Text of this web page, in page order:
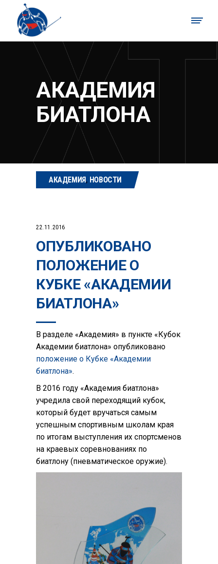
АКАДЕМИЯ
БИАТЛОНА
АКАДЕМИЯ, НОВОСТИ
22.11.2016
ОПУБЛИКОВАНО
ПОЛОЖЕНИЕ О
КУБКЕ «АКАДЕМИИ
БИАТЛОНА»
В разделе «Академия» в пункте «Кубок
Академии биатлона» опубликовано
положение о Кубке «Академии
биатлона».
В 2016 году «Академия биатлона»
учредила свой переходящий кубок,
который будет вручаться самым
успешным спортивным школам края
по итогам выступления их спортсменов
на краевых соревнованиях по
биатлону (пневматическое оружие).